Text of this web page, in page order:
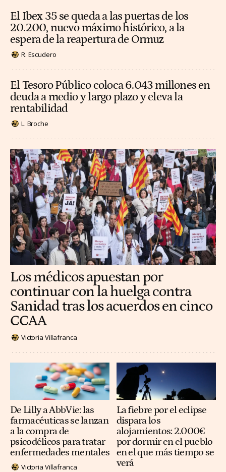
El Ibex 35 se queda a las puertas de los
20.200, nuevo máximo histórico, a la
espera de la reapertura de Ormuz
R. Escudero
El Tesoro Público coloca 6.043 millones en
deuda a medio y largo plazo y eleva la
rentabilidad
L. Broche
Los médicos apuestan por
continuar con la huelga contra
Sanidad tras los acuerdos en cinco
CCAA
Victoria Villafranca
De Lilly a AbbVie: las
farmacéuticas se lanzan
a la compra de
psicodélicos para tratar
enfermedades mentales
Victoria Villafranca
La fiebre por el eclipse
dispara los
alojamientos: 2.000€
por dormir en el pueblo
en el que más tiempo se
verá